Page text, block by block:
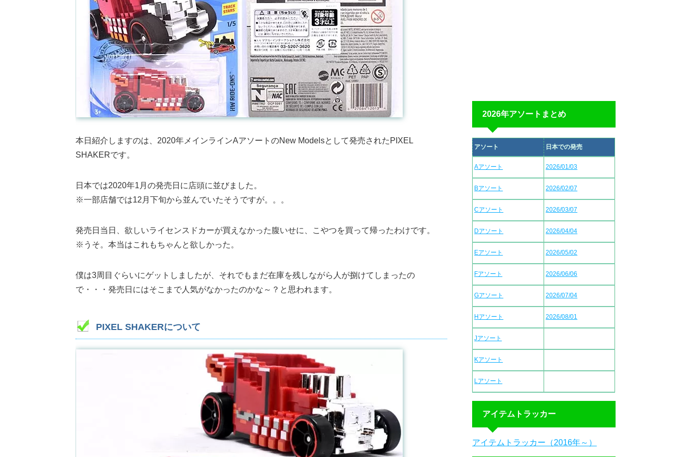
本日紹介しますのは、2020年メインラインAアソートのNew Modelsとして発売されたPIXEL
SHAKERです。
日本では2020年1月の発売日に店頭に並びました。
※一部店舗では12月下旬から並んでいたそうですが。。。
発売日当日、欲しいライセンスドカーが買えなかった腹いせに、こやつを買って帰ったわけです。
※うそ。本当はこれもちゃんと欲しかった。
僕は3周目ぐらいにゲットしましたが、それでもまだ在庫を残しながら人が捌けてしまったの
で・・・発売日にはそこまで人気がなかったのかな～？と思われます。
PIXEL SHAKERについて
2026年アソートまとめ
アソート 日本での発売
Aアソート 2026/01/03
Bアソート 2026/02/07
Cアソート 2026/03/07
Dアソート 2026/04/04
Eアソート 2026/05/02
Fアソート 2026/06/06
Gアソート 2026/07/04
Hアソート 2026/08/01
Jアソート
Kアソート
Lアソート
アイテムトラッカー
アイテムトラッカー（2016年～）